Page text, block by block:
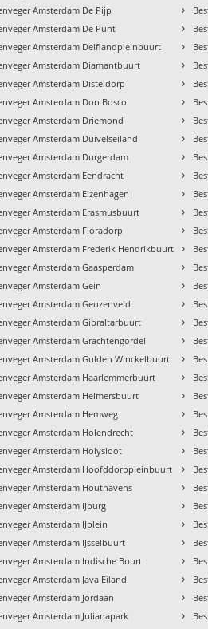
Amsterdam De Pijp
Amsterdam De Punt
Amsterdam Delflandpleinbuurt
Amsterdam Diamantbuurt
Amsterdam Disteldorp
Amsterdam Don Bosco
Amsterdam Driemond
Amsterdam Duivelseiland
Amsterdam Durgerdam
Amsterdam Eendracht
Amsterdam Elzenhagen
Amsterdam Erasmusbuurt
Amsterdam Floradorp
Amsterdam Frederik Hendrikbuurt
Amsterdam Gaasperdam
Amsterdam Gein
Amsterdam Geuzenveld
Amsterdam Gibraltarbuurt
Amsterdam Grachtengordel
Amsterdam Gulden Winckelbuurt
Amsterdam Haarlemmerbuurt
Amsterdam Helmersbuurt
Amsterdam Hemweg
Amsterdam Holendrecht
Amsterdam Holysloot
Amsterdam Hoofddorppleinbuurt
Amsterdam Houthavens
Amsterdam IJburg
Amsterdam IJplein
Amsterdam IJsselbuurt
Amsterdam Indische Buurt
Amsterdam Java Eiland
Amsterdam Jordaan
Amsterdam Julianapark
›
›
›
›
›
›
›
›
›
›
›
›
›
›
›
›
›
›
›
›
›
›
›
›
›
›
›
›
›
›
›
›
›
›